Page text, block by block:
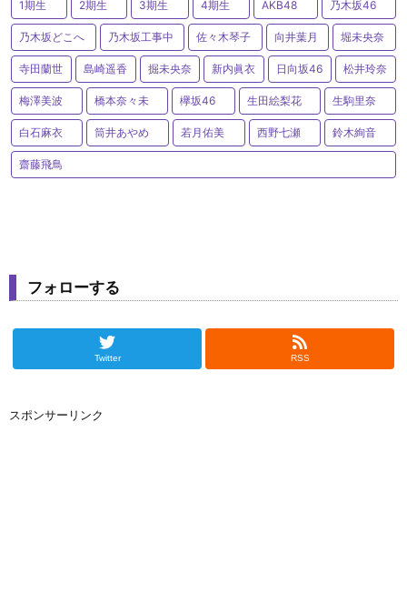
1期生 2期生 3期生 4期生 AKB48 乃木坂46
乃木坂どこへ 乃木坂工事中 佐々木琴子 向井葉月 堀未央奈
寺田蘭世 島崎遥香 掘未央奈 新内眞衣 日向坂46 松井玲奈
梅澤美波 橋本奈々未 欅坂46 生田絵梨花 生駒里奈
白石麻衣 筒井あやめ 若月佑美 西野七瀬 鈴木絢音
齋藤飛鳥
フォローする
Twitter RSS
スポンサーリンク